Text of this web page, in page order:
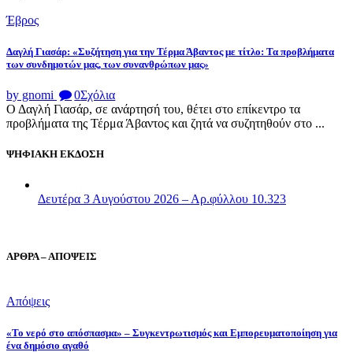
Έβρος
Δαγλή Γιασάρ: «Συζήτηση για την Τέρμα Άβαντος με τίτλο: Τα προβλήματα
των συνδημοτών μας, των συνανθρώπων μας»
by gnomi 0Σχόλια
Ο Δαγλή Γιασάρ, σε ανάρτησή του, θέτει στο επίκεντρο τα
προβλήματα της Τέρμα Άβαντος και ζητά να συζητηθούν στο ...
ΨΗΦΙΑΚΗ ΕΚΔΟΣΗ
Δευτέρα 3 Αυγούστου 2026 – Αρ.φύλλου 10.323
ΑΡΘΡΑ – ΑΠΟΨΕΙΣ
Απόψεις
«Το νερό στο απόσπασμα» – Συγκεντρωτισμός και Εμπορευματοποίηση για
ένα δημόσιο αγαθό